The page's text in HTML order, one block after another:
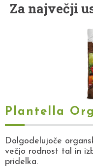
Za največji
Plantella
Dolgodelujoče
večjo rodnost tal in
pridelka.